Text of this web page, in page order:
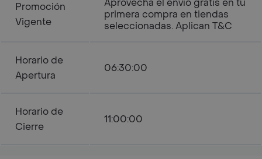
Promoción
Vigente
Aprovecha el envío gratis en tu
primera compra en tiendas
seleccionadas. Aplican T&C
Horario de
Apertura
06:30:00
Horario de
Cierre
11:00:00